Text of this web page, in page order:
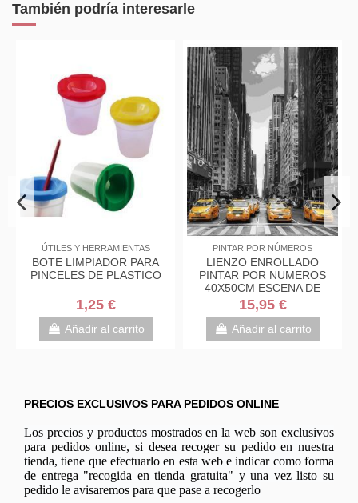
También podría interesarle
ÚTILES Y HERRAMIENTAS
BOTE LIMPIADOR PARA
PINCELES DE PLASTICO
1,25 €
Añadir al carrito
PINTAR POR NÚMEROS
LIENZO ENROLLADO
PINTAR POR NUMEROS
40X50CM ESCENA DE
NUEVA YORK
15,95 €
Añadir al carrito
PRECIOS EXCLUSIVOS PARA PEDIDOS ONLINE
Los precios y productos mostrados en la web son exclusivos
para pedidos online, si desea recoger su pedido en nuestra
tienda, tiene que efectuarlo en esta web e indicar como forma
de entrega "recogida en tienda gratuita" y una vez listo su
pedido le avisaremos para que pase a recogerlo